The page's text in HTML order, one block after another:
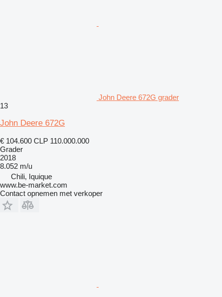
John Deere 672G grader
13
John Deere 672G
€ 104.600 CLP 110.000.000
Grader
2018
8.052 m/u
Chili, Iquique
www.be-market.com
Contact opnemen met verkoper